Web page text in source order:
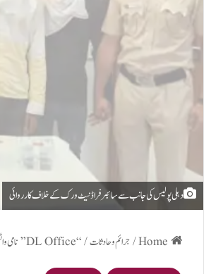
دہلی پولیس کی جانب سے سائبر فراڈ نیٹ ورک کے خلاف کارروائی
/ جرائم و حادثات/“DL Office” نامی واٹس ایپ گروپ سے 40 کروڑ روپے کی سائبر ٹھگی کا انکشاف، دہلی پولیس کا بڑا کریک ڈاؤن